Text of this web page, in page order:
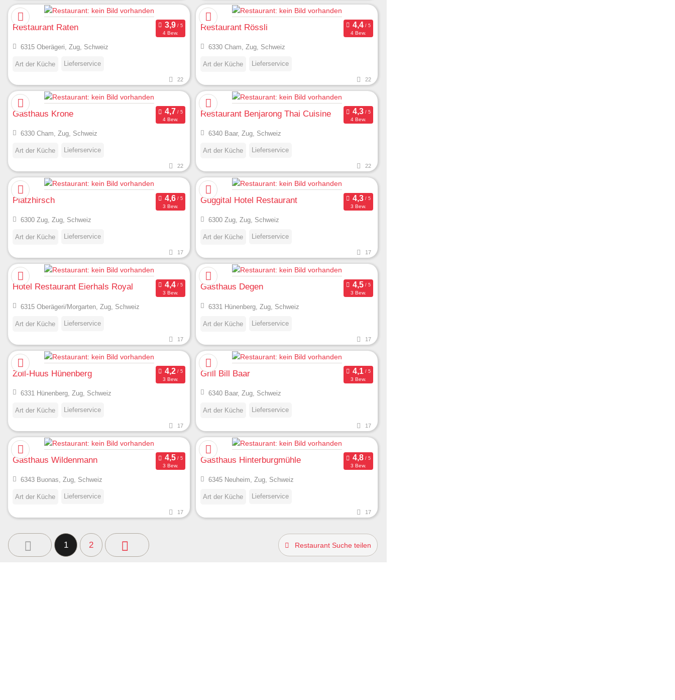
Restaurant Raten
4 Bew.
6315 Oberägeri, Zug, Schweiz
Art der Küche Lieferservice
22
Restaurant Rössli
4 Bew.
6330 Cham, Zug, Schweiz
Art der Küche Lieferservice
22
Gasthaus Krone
4 Bew.
6330 Cham, Zug, Schweiz
Art der Küche Lieferservice
22
Restaurant Benjarong Thai Cuisine
4 Bew.
6340 Baar, Zug, Schweiz
Art der Küche Lieferservice
22
Platzhirsch
3 Bew.
6300 Zug, Zug, Schweiz
Art der Küche Lieferservice
17
Guggital Hotel Restaurant
3 Bew.
6300 Zug, Zug, Schweiz
Art der Küche Lieferservice
17
Hotel Restaurant Eierhals Royal
3 Bew.
6315 Oberägeri/Morgarten, Zug, Schweiz
Art der Küche Lieferservice
17
Gasthaus Degen
3 Bew.
6331 Hünenberg, Zug, Schweiz
Art der Küche Lieferservice
17
Zoll-Huus Hünenberg
3 Bew.
6331 Hünenberg, Zug, Schweiz
Art der Küche Lieferservice
17
Grill Bill Baar
3 Bew.
6340 Baar, Zug, Schweiz
Art der Küche Lieferservice
17
Gasthaus Wildenmann
3 Bew.
6343 Buonas, Zug, Schweiz
Art der Küche Lieferservice
17
Gasthaus Hinterburgmühle
3 Bew.
6345 Neuheim, Zug, Schweiz
Art der Küche Lieferservice
17
1 2 Restaurant Suche teilen